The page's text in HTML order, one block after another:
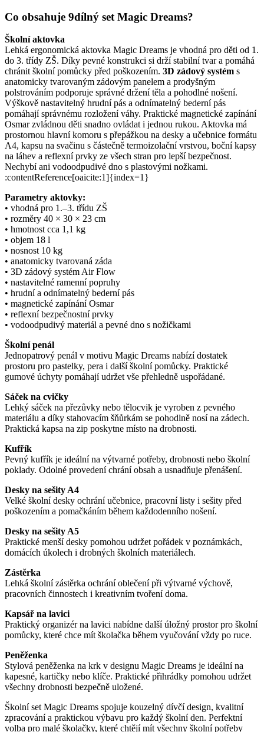
Co obsahuje 9dílný set Magic Dreams?
Školní aktovka
Lehká ergonomická aktovka Magic Dreams je vhodná pro děti od 1.
do 3. třídy ZŠ. Díky pevné konstrukci si drží stabilní tvar a pomáhá
chránit školní pomůcky před poškozením. 3D zádový systém s
anatomicky tvarovaným zádovým panelem a prodyšným
polstrováním podporuje správné držení těla a pohodlné nošení.
Výškově nastavitelný hrudní pás a odnímatelný bederní pás
pomáhají správnému rozložení váhy. Praktické magnetické zapínání
Osmar zvládnou děti snadno ovládat i jednou rukou. Aktovka má
prostornou hlavní komoru s přepážkou na desky a učebnice formátu
A4, kapsu na svačinu s částečně termoizolační vrstvou, boční kapsy
na láhev a reflexní prvky ze všech stran pro lepší bezpečnost.
Nechybí ani vodoodpudivé dno s plastovými nožkami.
:contentReference[oaicite:1]{index=1}
Parametry aktovky:
• vhodná pro 1.–3. třídu ZŠ
• rozměry 40 × 30 × 23 cm
• hmotnost cca 1,1 kg
• objem 18 l
• nosnost 10 kg
• anatomicky tvarovaná záda
• 3D zádový systém Air Flow
• nastavitelné ramenní popruhy
• hrudní a odnímatelný bederní pás
• magnetické zapínání Osmar
• reflexní bezpečnostní prvky
• vodoodpudivý materiál a pevné dno s nožičkami
Školní penál
Jednopatrový penál v motivu Magic Dreams nabízí dostatek
prostoru pro pastelky, pera i další školní pomůcky. Praktické
gumové úchyty pomáhají udržet vše přehledně uspořádané.
Sáček na cvičky
Lehký sáček na přezůvky nebo tělocvik je vyroben z pevného
materiálu a díky stahovacím šňůrkám se pohodlně nosí na zádech.
Praktická kapsa na zip poskytne místo na drobnosti.
Kufřík
Pevný kufřík je ideální na výtvarné potřeby, drobnosti nebo školní
poklady. Odolné provedení chrání obsah a usnadňuje přenášení.
Desky na sešity A4
Velké školní desky ochrání učebnice, pracovní listy i sešity před
poškozením a pomačkáním během každodenního nošení.
Desky na sešity A5
Praktické menší desky pomohou udržet pořádek v poznámkách,
domácích úkolech i drobných školních materiálech.
Zástěrka
Lehká školní zástěrka ochrání oblečení při výtvarné výchově,
pracovních činnostech i kreativním tvoření doma.
Kapsář na lavici
Praktický organizér na lavici nabídne další úložný prostor pro školní
pomůcky, které chce mít školačka během vyučování vždy po ruce.
Peněženka
Stylová peněženka na krk v designu Magic Dreams je ideální na
kapesné, kartičky nebo klíče. Praktické přihrádky pomohou udržet
všechny drobnosti bezpečně uložené.
Školní set Magic Dreams spojuje kouzelný dívčí design, kvalitní
zpracování a praktickou výbavu pro každý školní den. Perfektní
volba pro malé školačky, které chtějí mít všechny školní potřeby